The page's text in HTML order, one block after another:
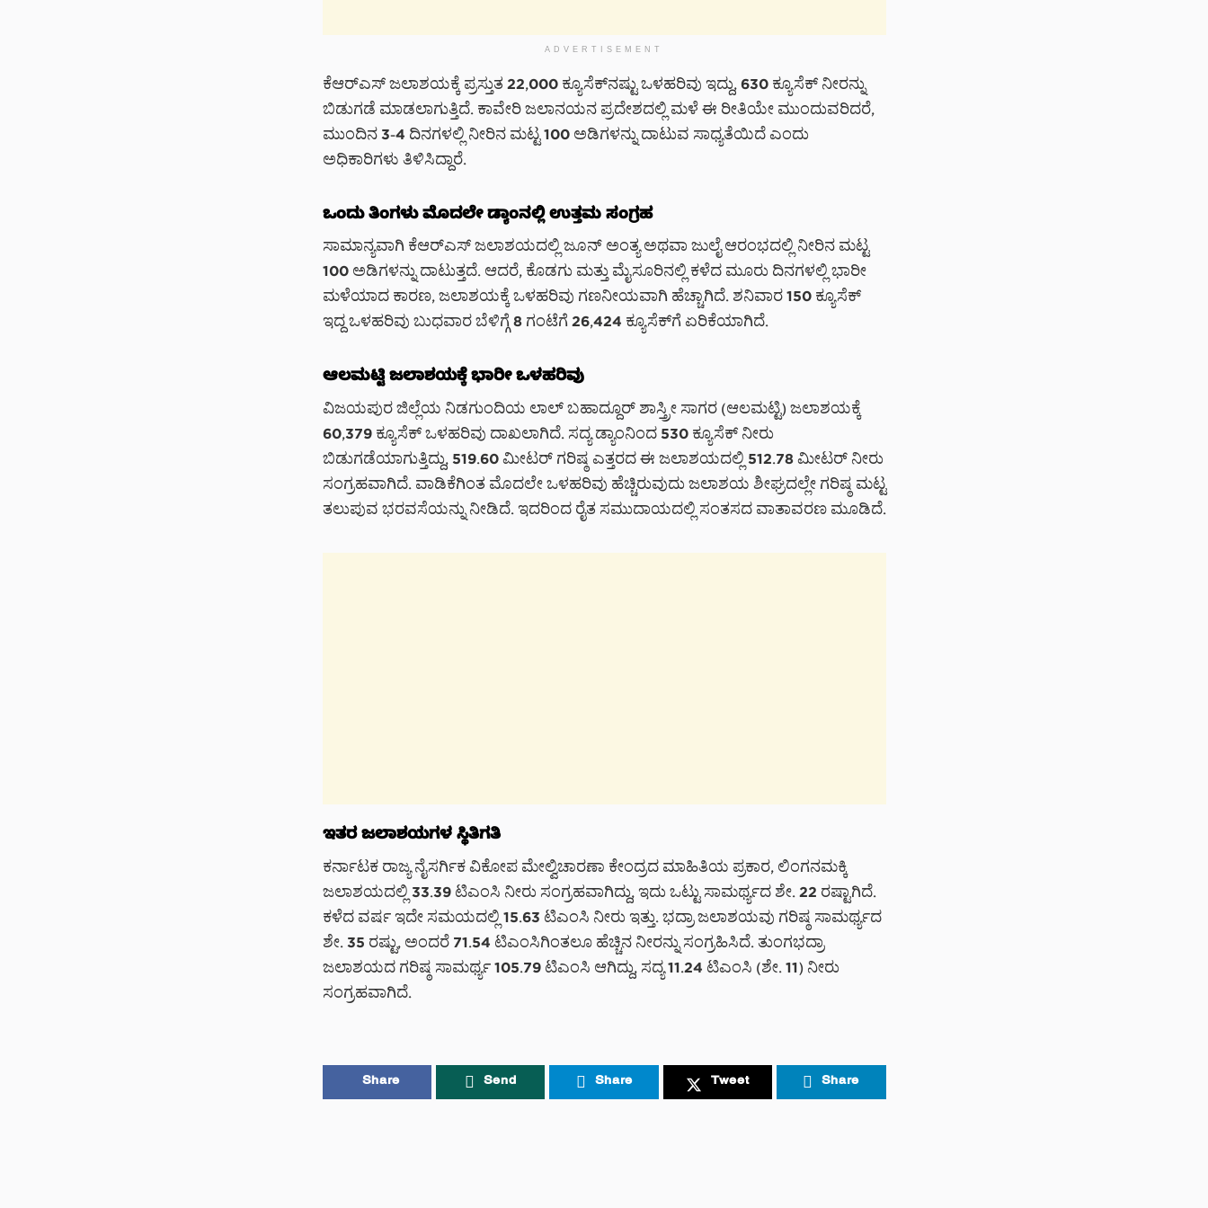
ADVERTISEMENT
ಕೆಆರ್‌ಎಸ್ ಜಲಾಶಯಕ್ಕೆ ಪ್ರಸ್ತುತ 22,000 ಕ್ಯೂಸೆಕ್‌ನಷ್ಟು ಒಳಹರಿವು ಇದ್ದು, 630 ಕ್ಯೂಸೆಕ್ ನೀರನ್ನು
ಬಿಡುಗಡೆ ಮಾಡಲಾಗುತ್ತಿದೆ. ಕಾವೇರಿ ಜಲಾನಯನ ಪ್ರದೇಶದಲ್ಲಿ ಮಳೆ ಈ ರೀತಿಯೇ ಮುಂದುವರಿದರೆ,
ಮುಂದಿನ 3-4 ದಿನಗಳಲ್ಲಿ ನೀರಿನ ಮಟ್ಟ 100 ಅಡಿಗಳನ್ನು ದಾಟುವ ಸಾಧ್ಯತೆಯಿದೆ ಎಂದು
ಅಧಿಕಾರಿಗಳು ತಿಳಿಸಿದ್ದಾರೆ.
ಒಂದು ತಿಂಗಳು ಮೊದಲೇ ಡ್ಯಾಂನಲ್ಲಿ ಉತ್ತಮ ಸಂಗ್ರಹ
ಸಾಮಾನ್ಯವಾಗಿ ಕೆಆರ್‌ಎಸ್ ಜಲಾಶಯದಲ್ಲಿ ಜೂನ್ ಅಂತ್ಯ ಅಥವಾ ಜುಲೈ ಆರಂಭದಲ್ಲಿ ನೀರಿನ ಮಟ್ಟ
100 ಅಡಿಗಳನ್ನು ದಾಟುತ್ತದೆ. ಆದರೆ, ಕೊಡಗು ಮತ್ತು ಮೈಸೂರಿನಲ್ಲಿ ಕಳೆದ ಮೂರು ದಿನಗಳಲ್ಲಿ ಭಾರೀ
ಮಳೆಯಾದ ಕಾರಣ, ಜಲಾಶಯಕ್ಕೆ ಒಳಹರಿವು ಗಣನೀಯವಾಗಿ ಹೆಚ್ಚಾಗಿದೆ. ಶನಿವಾರ 150 ಕ್ಯೂಸೆಕ್
ಇದ್ದ ಒಳಹರಿವು ಬುಧವಾರ ಬೆಳಿಗ್ಗೆ 8 ಗಂಟೆಗೆ 26,424 ಕ್ಯೂಸೆಕ್‌ಗೆ ಏರಿಕೆಯಾಗಿದೆ.
ಆಲಮಟ್ಟಿ ಜಲಾಶಯಕ್ಕೆ ಭಾರೀ ಒಳಹರಿವು
ವಿಜಯಪುರ ಜಿಲ್ಲೆಯ ನಿಡಗುಂದಿಯ ಲಾಲ್ ಬಹಾದ್ದೂರ್ ಶಾಸ್ತ್ರೀ ಸಾಗರ (ಆಲಮಟ್ಟಿ) ಜಲಾಶಯಕ್ಕೆ
60,379 ಕ್ಯೂಸೆಕ್ ಒಳಹರಿವು ದಾಖಲಾಗಿದೆ. ಸದ್ಯ ಡ್ಯಾಂನಿಂದ 530 ಕ್ಯೂಸೆಕ್ ನೀರು
ಬಿಡುಗಡೆಯಾಗುತ್ತಿದ್ದು, 519.60 ಮೀಟರ್ ಗರಿಷ್ಠ ಎತ್ತರದ ಈ ಜಲಾಶಯದಲ್ಲಿ 512.78 ಮೀಟರ್ ನೀರು
ಸಂಗ್ರಹವಾಗಿದೆ. ವಾಡಿಕೆಗಿಂತ ಮೊದಲೇ ಒಳಹರಿವು ಹೆಚ್ಚಿರುವುದು ಜಲಾಶಯ ಶೀಘ್ರದಲ್ಲೇ ಗರಿಷ್ಠ ಮಟ್ಟ
ತಲುಪುವ ಭರವಸೆಯನ್ನು ನೀಡಿದೆ. ಇದರಿಂದ ರೈತ ಸಮುದಾಯದಲ್ಲಿ ಸಂತಸದ ವಾತಾವರಣ ಮೂಡಿದೆ.
ಇತರ ಜಲಾಶಯಗಳ ಸ್ಥಿತಿಗತಿ
ಕರ್ನಾಟಕ ರಾಜ್ಯ ನೈಸರ್ಗಿಕ ವಿಕೋಪ ಮೇಲ್ವಿಚಾರಣಾ ಕೇಂದ್ರದ ಮಾಹಿತಿಯ ಪ್ರಕಾರ, ಲಿಂಗನಮಕ್ಕಿ
ಜಲಾಶಯದಲ್ಲಿ 33.39 ಟಿಎಂಸಿ ನೀರು ಸಂಗ್ರಹವಾಗಿದ್ದು, ಇದು ಒಟ್ಟು ಸಾಮರ್ಥ್ಯದ ಶೇ. 22 ರಷ್ಟಾಗಿದೆ.
ಕಳೆದ ವರ್ಷ ಇದೇ ಸಮಯದಲ್ಲಿ 15.63 ಟಿಎಂಸಿ ನೀರು ಇತ್ತು. ಭದ್ರಾ ಜಲಾಶಯವು ಗರಿಷ್ಠ ಸಾಮರ್ಥ್ಯದ
ಶೇ. 35 ರಷ್ಟು, ಅಂದರೆ 71.54 ಟಿಎಂಸಿಗಿಂತಲೂ ಹೆಚ್ಚಿನ ನೀರನ್ನು ಸಂಗ್ರಹಿಸಿದೆ. ತುಂಗಭದ್ರಾ
ಜಲಾಶಯದ ಗರಿಷ್ಠ ಸಾಮರ್ಥ್ಯ 105.79 ಟಿಎಂಸಿ ಆಗಿದ್ದು, ಸದ್ಯ 11.24 ಟಿಎಂಸಿ (ಶೇ. 11) ನೀರು
ಸಂಗ್ರಹವಾಗಿದೆ.
Share Send Share Tweet Share